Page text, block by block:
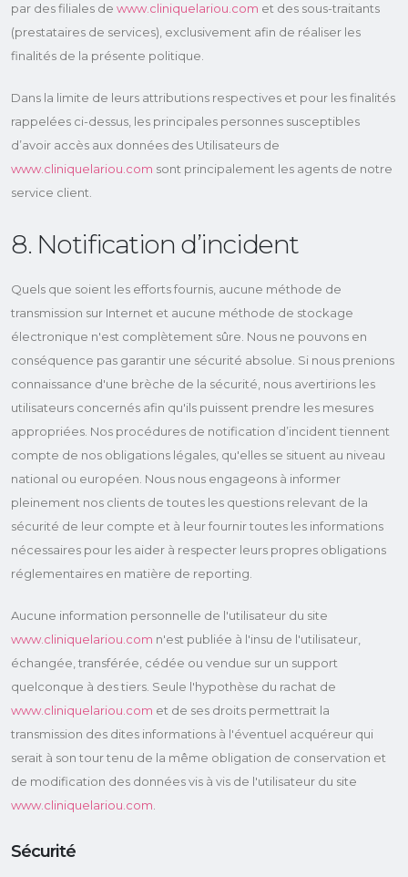
par des filiales de www.cliniquelariou.com et des sous-traitants
(prestataires de services), exclusivement afin de réaliser les
finalités de la présente politique.
Dans la limite de leurs attributions respectives et pour les finalités
rappelées ci-dessus, les principales personnes susceptibles
d’avoir accès aux données des Utilisateurs de
www.cliniquelariou.com sont principalement les agents de notre
service client.
8. Notification d’incident
Quels que soient les efforts fournis, aucune méthode de
transmission sur Internet et aucune méthode de stockage
électronique n'est complètement sûre. Nous ne pouvons en
conséquence pas garantir une sécurité absolue. Si nous prenions
connaissance d'une brèche de la sécurité, nous avertirions les
utilisateurs concernés afin qu'ils puissent prendre les mesures
appropriées. Nos procédures de notification d’incident tiennent
compte de nos obligations légales, qu'elles se situent au niveau
national ou européen. Nous nous engageons à informer
pleinement nos clients de toutes les questions relevant de la
sécurité de leur compte et à leur fournir toutes les informations
nécessaires pour les aider à respecter leurs propres obligations
réglementaires en matière de reporting.
Aucune information personnelle de l'utilisateur du site
www.cliniquelariou.com n'est publiée à l'insu de l'utilisateur,
échangée, transférée, cédée ou vendue sur un support
quelconque à des tiers. Seule l'hypothèse du rachat de
www.cliniquelariou.com et de ses droits permettrait la
transmission des dites informations à l'éventuel acquéreur qui
serait à son tour tenu de la même obligation de conservation et
de modification des données vis à vis de l'utilisateur du site
www.cliniquelariou.com
Sécurité